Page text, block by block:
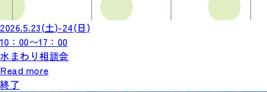
2026.5.23(土)-24(日)
10：00〜17：00
水まわり相談会
Read more
終了